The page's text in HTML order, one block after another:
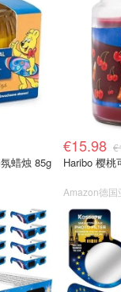
蜡烛 85g
€15.98
Haribo 樱桃
Amazon德国